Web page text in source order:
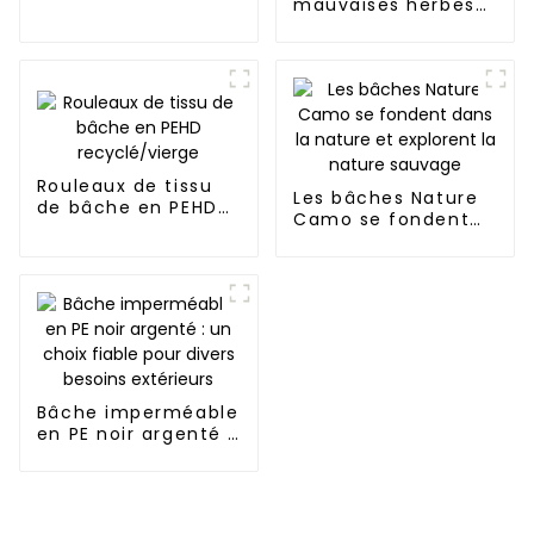
mauvaises herbes
croissance des
mauvaises herbes
et peut être utilisée
à l'extérieur
plusieurs fois et
pendant longtemps.
Rouleaux de tissu
de bâche en PEHD
Les bâches Nature
Camo se fondent
Bâche imperméable
en PE noir argenté :